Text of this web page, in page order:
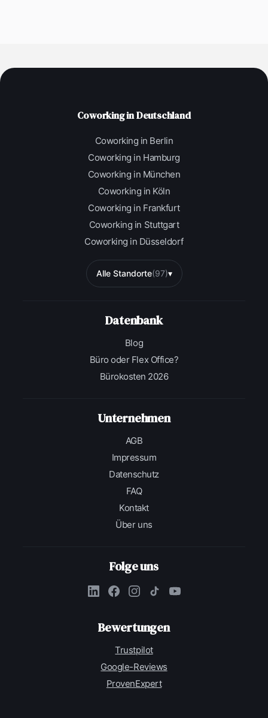
Coworking in Deutschland
Coworking in Berlin
Coworking in Hamburg
Coworking in München
Coworking in Köln
Coworking in Frankfurt
Coworking in Stuttgart
Coworking in Düsseldorf
Alle Standorte(97)▾
Datenbank
Blog
Büro oder Flex Office?
Bürokosten 2026
Unternehmen
AGB
Impressum
Datenschutz
FAQ
Kontakt
Über uns
Folge uns
Bewertungen
Trustpilot
Google-Reviews
ProvenExpert